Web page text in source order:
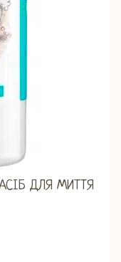
ДЛЯ МИТТЯ